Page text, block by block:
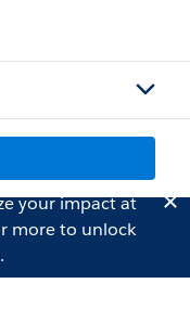
your impact at
more to unlock